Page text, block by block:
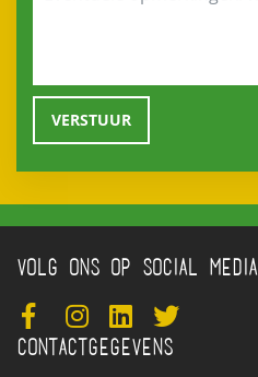
VOLG ONS OP SOCIAL MEDIA
CONTACTGEGEVENS